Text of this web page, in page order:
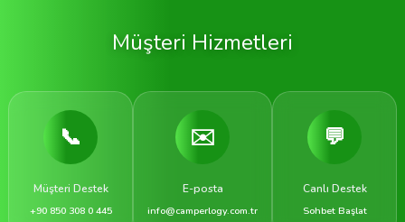
Müşteri Hizmetleri
📞
Müşteri Destek
+90 850 308 0 445
✉️
E-posta
info@camperlogy.com.tr
💬
Canlı Destek
Sohbet Başlat